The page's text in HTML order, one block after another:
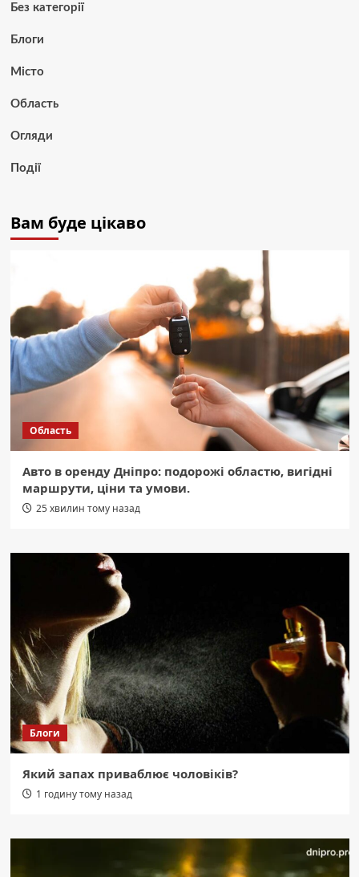
Без категорії
Блоги
Місто
Область
Огляди
Події
Вам буде цікаво
Область
Авто в оренду Дніпро: подорожі областю, вигідні
маршрути, ціни та умови.
25 хвилин тому назад
Блоги
Який запах приваблює чоловіків?
1 годину тому назад